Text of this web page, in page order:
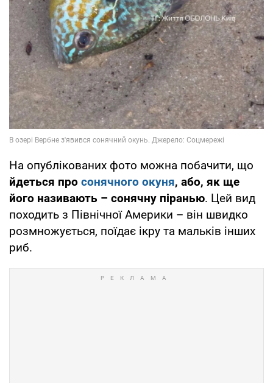
На опублікованих фото можна побачити, що
йдеться про сонячного окуня, або, як ще
його називають – сонячну піранью. Цей вид
походить з Північної Америки – він швидко
розмножується, поїдає ікру та мальків інших
риб.